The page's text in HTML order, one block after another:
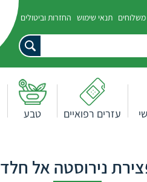
משלוחים תנאי שימוש החזרות וביטולים
עזרים רפואיים טבע
נירוסטה אל חלד